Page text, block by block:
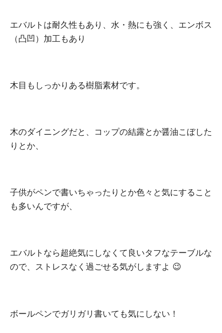
エバルトは耐久性もあり、水・熱にも強く、エンボス
（凸凹）加工もあり
木目もしっかりある樹脂素材です。
木のダイニングだと、コップの結露とか醤油こぼした
りとか、
子供がペンで書いちゃったりとか色々と気にすること
も多いんですが、
エバルトなら超絶気にしなくて良いタフなテーブルな
ので、ストレスなく過ごせる気がしますよ 😉
ボールペンでガリガリ書いても気にしない！